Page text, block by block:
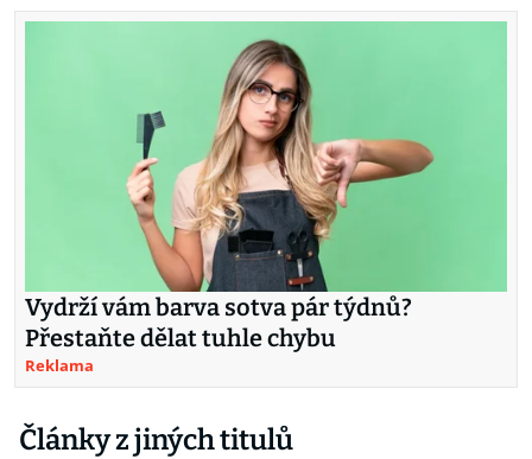
Vydrží vám barva sotva pár týdnů?
Přestaňte dělat tuhle chybu
Reklama
Články z jiných titulů